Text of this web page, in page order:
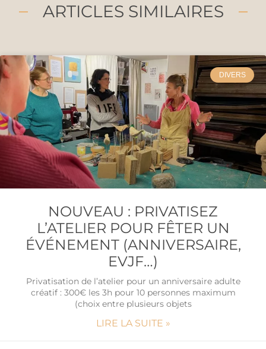
ARTICLES SIMILAIRES
DIVERS
NOUVEAU : PRIVATISEZ
L’ATELIER POUR FÊTER UN
ÉVÉNEMENT (ANNIVERSAIRE,
EVJF…)
Privatisation de l’atelier pour un anniversaire adulte
créatif : 300€ les 3h pour 10 personnes maximum
(choix entre plusieurs objets
LIRE LA SUITE »